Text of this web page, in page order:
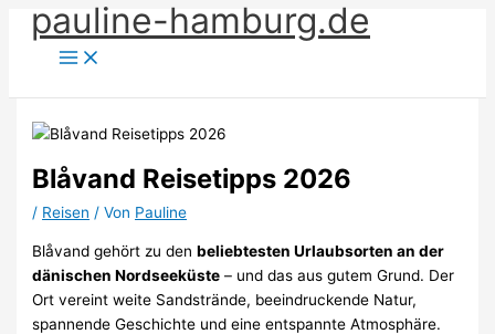
Zum
Inhalt
springen
pauline-hamburg.de
Blåvand Reisetipps 2026
/ Reisen / Von Pauline
Blåvand gehört zu denbeliebtesten Urlaubsorten an der
dänischen Nordseeküste – und das aus gutem Grund. Der
Ort vereint weite Sandstrände, beeindruckende Natur,
spannende Geschichte und eine entspannte Atmosphäre.